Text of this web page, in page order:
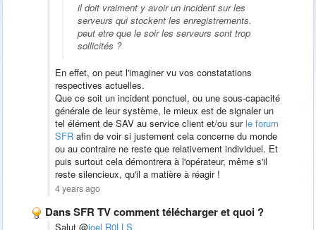
il doit vraiment y avoir un incident sur les
serveurs qui stockent les enregistrements.
peut etre que le soir les serveurs sont trop
sollicités ?
En effet, on peut l'imaginer vu vos constatations
respectives actuelles.
Que ce soit un incident ponctuel, ou une sous-capacité
générale de leur système, le mieux est de signaler un
tel élément de SAV au service client et/ou sur le forum
SFR afin de voir si justement cela concerne du monde
ou au contraire ne reste que relativement individuel. Et
puis surtout cela démontrera à l'opérateur, même s'il
reste silencieux, qu'il a matière à réagir !
4 years ago
Dans SFR TV comment télécharger et quoi ?
Salut @joel R0LLS